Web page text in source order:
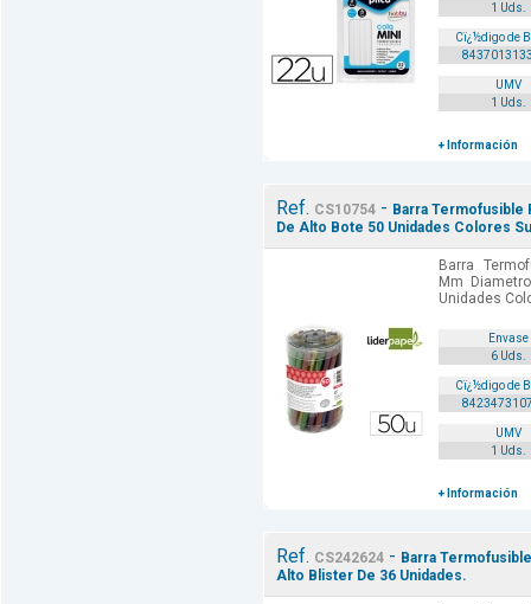
1 Uds.
Cï¿½digo de
UMV
1 Uds.
+ Información
Ref. CS10754 - Barra Termofusible
De Alto Bote 50 Unidades Colores
Barra
Mm
Unidades
Envase
6 Uds.
Cï¿½digo de
UMV
1 Uds.
+ Información
Ref. CS242624 - Barra
Alto Blister De 36 Unidades.